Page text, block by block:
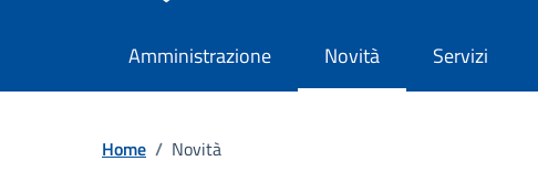
Amministrazione Novità Servizi
Home / Novità